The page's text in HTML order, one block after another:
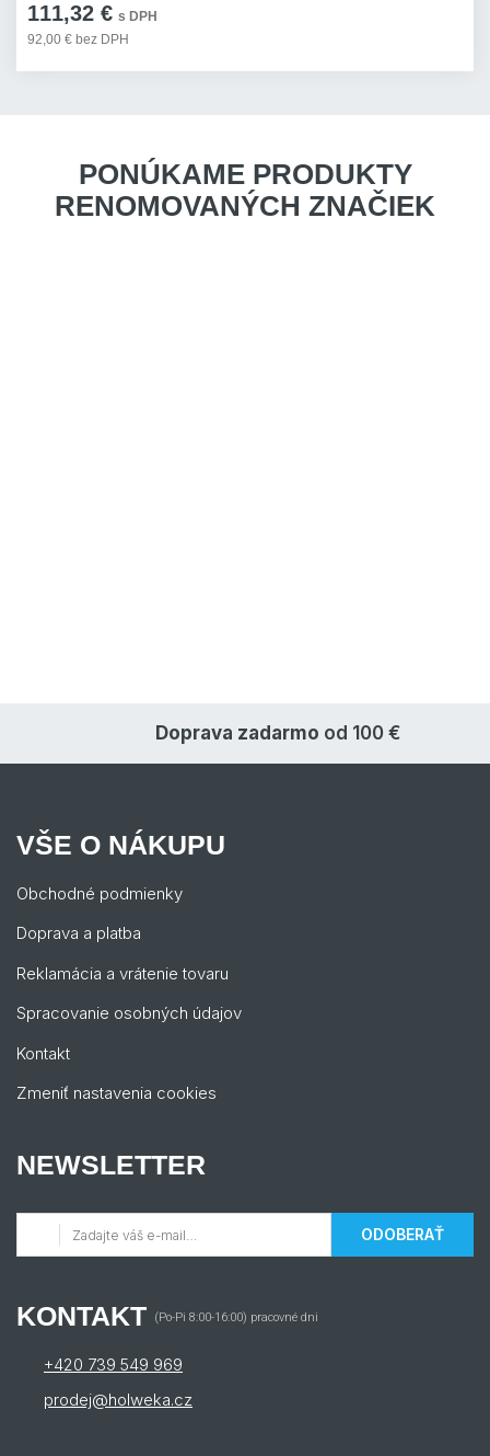
111,32 € s DPH
92,00 € bez DPH
PONÚKAME PRODUKTY
RENOMOVANÝCH ZNAČIEK
Doprava zadarmo od 100 €
VŠE O NÁKUPU
Obchodné podmienky
Doprava a platba
Reklamácia a vrátenie tovaru
Spracovanie osobných údajov
Kontakt
Zmeniť nastavenia cookies
NEWSLETTER
ODOBERAŤ
KONTAKT (Po-Pi 8:00-16:00) pracovné dni
+420 739 549 969
prodej@holweka.cz